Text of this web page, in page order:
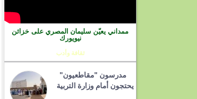
ممداني يعيّن سليمان المصري على خزائن
نيويورك
ثقافة وأدب
مدرسون "مقاطعيون"
يحتجون أمام وزارة التربية